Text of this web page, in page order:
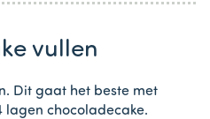
vullen
Dit gaat het beste met
lagen chocoladecake.